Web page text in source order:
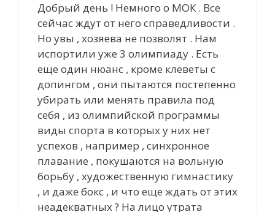
Добрый день ! Немного о МОК . Все
сейчас ждут от него справедливости .
Но увы , хозяева не позволят . Нам
испортили уже 3 олимпиаду . Есть
еще один нюанс , кроме клеветы с
допингом , они пытаются постепенно
убирать или менять правила под
себя , из олимпийской программы
виды спорта в которых у них нет
успехов , например , синхронное
плавание , покушаются на вольную
борьбу , художественную гимнастику
, и даже бокс , и что еще ждать от этих
неадекватных ? На лицо утрата